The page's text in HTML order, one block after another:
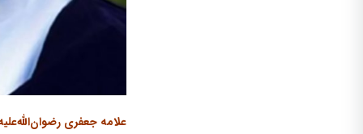
علامه جعفری